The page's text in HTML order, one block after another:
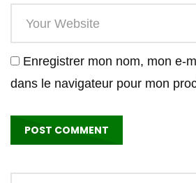
Enregistrer mon nom, mon e-
dans le navigateur pour mon